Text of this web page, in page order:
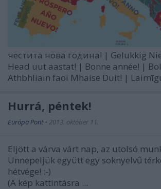
честита нова година! | Gelukkig
Head uut aastat! | Bonne année! |
Athbhliain faoi Mhaise Duit! |
Hurrá, péntek!
Európa Pont • 2013. október 11.
Eljött a várva várt nap, az utolsó
Ünnepeljük együtt egy soknyelvű
hétvége! :-)
(A kép kattintásra ...